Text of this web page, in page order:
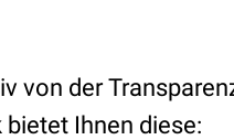
von der
Ihnen diese: